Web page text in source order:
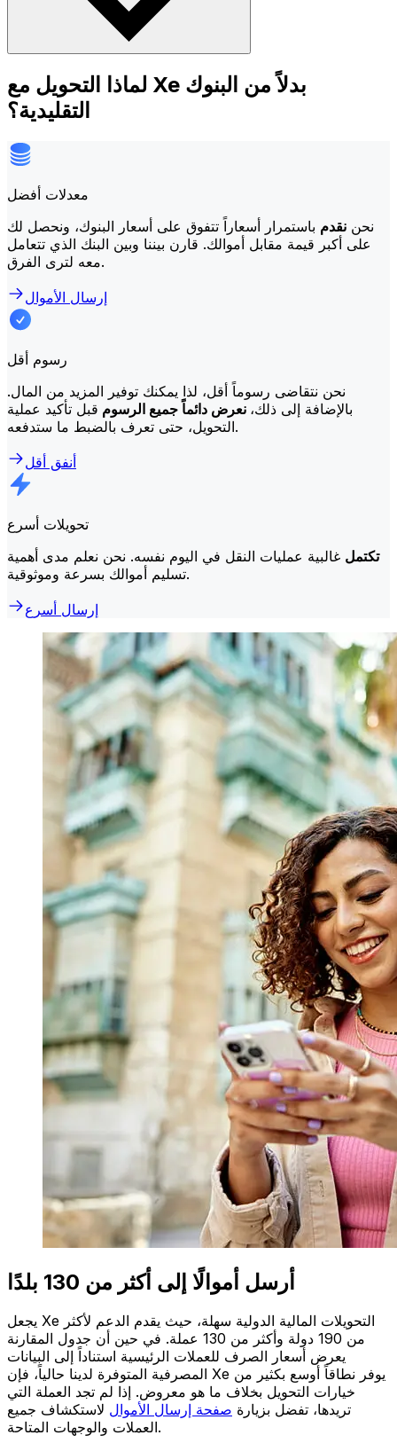
لماذا التحويل مع Xe بدلاً من البنوك
التقليدية؟
معدلات أفضل
نحن نقدم باستمرار أسعاراً تتفوق على أسعار البنوك، ونحصل لك
على أكبر قيمة مقابل أموالك. قارن بيننا وبين البنك الذي تتعامل
معه لترى الفرق.
إرسال الأموال
رسوم أقل
نحن نتقاضى رسوماً أقل، لذا يمكنك توفير المزيد من المال.
بالإضافة إلى ذلك، نعرض دائماً جميع الرسوم قبل تأكيد عملية
التحويل، حتى تعرف بالضبط ما ستدفعه.
أنفق أقل
تحويلات أسرع
تكتمل غالبية عمليات النقل في اليوم نفسه. نحن نعلم مدى أهمية
تسليم أموالك بسرعة وموثوقية.
إرسال أسرع
أرسل أموالًا إلى أكثر من 130 بلدًا
يجعل Xe التحويلات المالية الدولية سهلة، حيث يقدم الدعم لأكثر
من 190 دولة وأكثر من 130 عملة. في حين أن جدول المقارنة
يعرض أسعار الصرف للعملات الرئيسية استناداً إلى البيانات
المصرفية المتوفرة لدينا حالياً، فإن Xe يوفر نطاقاً أوسع بكثير من
خيارات التحويل بخلاف ما هو معروض. إذا لم تجد العملة التي
تريدها، تفضل بزيارة صفحة إرسال الأموال لاستكشاف جميع
العملات والوجهات المتاحة.